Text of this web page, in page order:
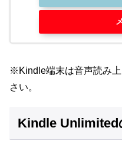
※Kindle端末は音声読み
さい。
Kindle Unlimited